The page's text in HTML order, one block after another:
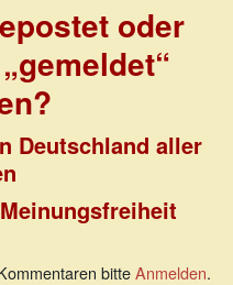
oder
Deutschland aller
bitteAnmelden.